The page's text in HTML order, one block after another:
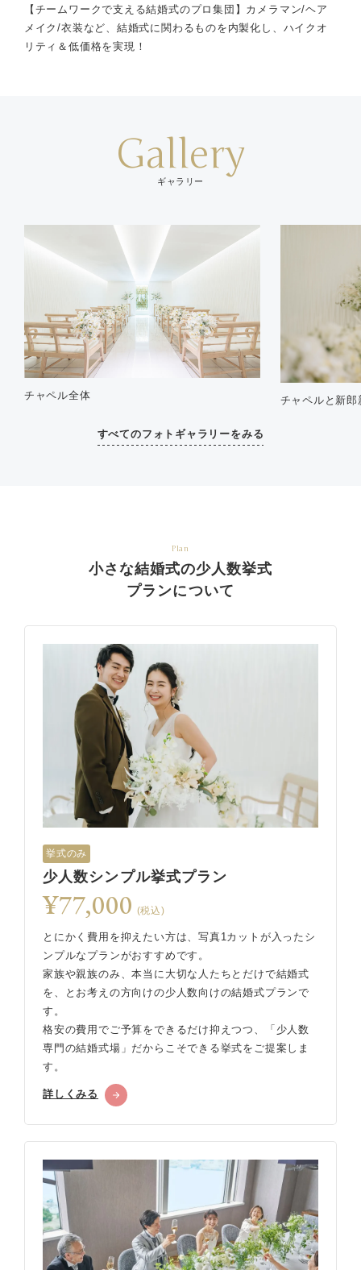
【チームワークで支える結婚式のプロ集団】カメラマン/ヘア
メイク/衣装など、結婚式に関わるものを内製化し、ハイクオ
リティ＆低価格を実現！
Gallery
ギャラリー
チャペル全体 チャペルと新郎
すべてのフォトギャラリーをみる
Plan
小さな結婚式の少人数挙式
プランについて
挙式のみ
少人数シンプル挙式プラン
¥77,000 (税込)
とにかく費用を抑えたい方は、写真1カットが入ったシ
ンプルなプランがおすすめです。
家族や親族のみ、本当に大切な人たちとだけで結婚式
を、とお考えの方向けの少人数向けの結婚式プランで
す。
格安の費用でご予算をできるだけ抑えつつ、「少人数
専門の結婚式場」だからこそできる挙式をご提案しま
す。
詳しくみる